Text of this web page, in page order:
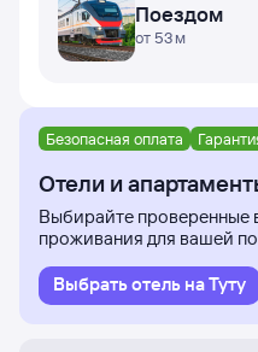
Поездом
от 53 м
Безопасная оплата
Отели и
Выбирайте проверенные
проживания для вашей
Выбрать отель на Туту